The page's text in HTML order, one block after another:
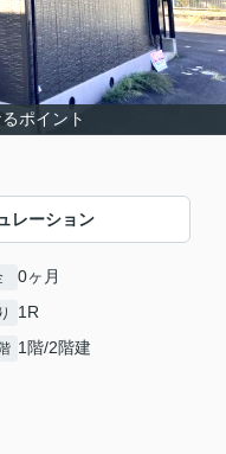
ポイント
レーション
0ヶ月
1R
1階/2階建